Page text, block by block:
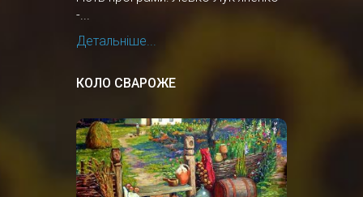
-...
Детальніше...
КОЛО СВАРОЖЕ